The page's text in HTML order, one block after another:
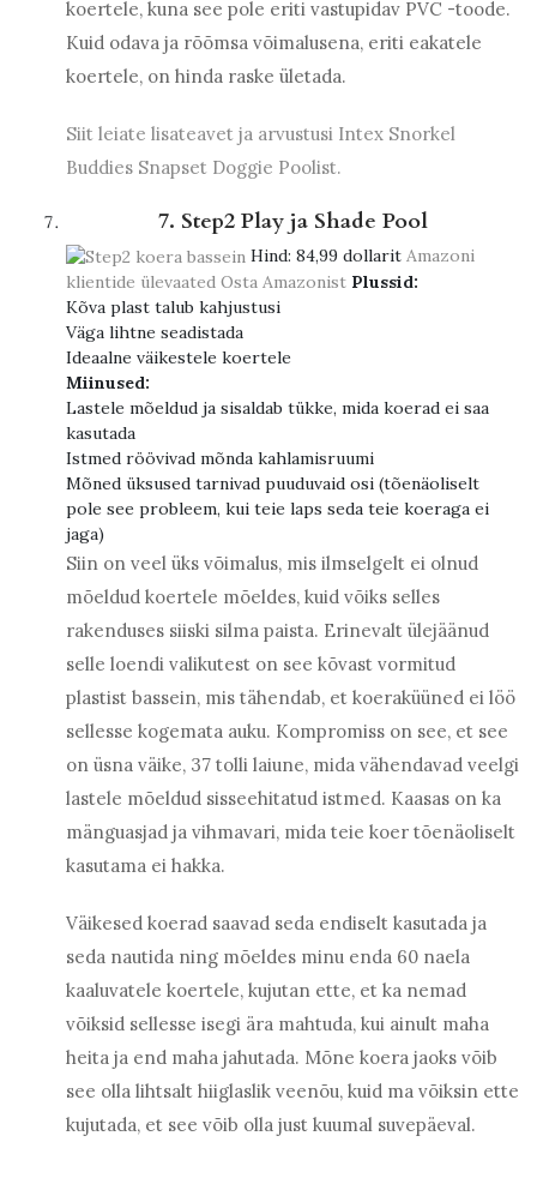
koertele, kuna see pole eriti vastupidav PVC -toode.
Kuid odava ja rõõmsa võimalusena, eriti eakatele
koertele, on hinda raske ületada.
Siit leiate lisateavet ja arvustusi Intex Snorkel
Buddies Snapset Doggie Poolist.
7. Step2 Play ja Shade Pool
Hind: 84,99 dollarit Amazoni
klientide ülevaated Osta Amazonist Plussid:
Kõva plast talub kahjustusi
Väga lihtne seadistada
Ideaalne väikestele koertele
Miinused:
Lastele mõeldud ja sisaldab tükke, mida koerad ei saa
kasutada
Istmed röövivad mõnda kahlamisruumi
Mõned üksused tarnivad puuduvaid osi (tõenäoliselt
pole see probleem, kui teie laps seda teie koeraga ei
jaga)
Siin on veel üks võimalus, mis ilmselgelt ei olnud
mõeldud koertele mõeldes, kuid võiks selles
rakenduses siiski silma paista. Erinevalt ülejäänud
selle loendi valikutest on see kõvast vormitud
plastist bassein, mis tähendab, et koeraküüned ei löö
sellesse kogemata auku. Kompromiss on see, et see
on üsna väike, 37 tolli laiune, mida vähendavad veelgi
lastele mõeldud sisseehitatud istmed. Kaasas on ka
mänguasjad ja vihmavari, mida teie koer tõenäoliselt
kasutama ei hakka.
Väikesed koerad saavad seda endiselt kasutada ja
seda nautida ning mõeldes minu enda 60 naela
kaaluvatele koertele, kujutan ette, et ka nemad
võiksid sellesse isegi ära mahtuda, kui ainult maha
heita ja end maha jahutada. Mõne koera jaoks võib
see olla lihtsalt hiiglaslik veenõu, kuid ma võiksin ette
kujutada, et see võib olla just kuumal suvepäeval.